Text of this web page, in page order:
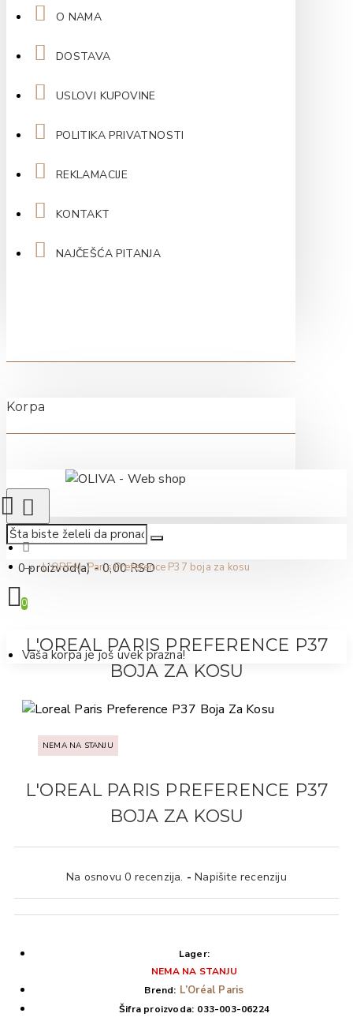
O NAMA
DOSTAVA
USLOVI KUPOVINE
POLITIKA PRIVATNOSTI
REKLAMACIJE
KONTAKT
NAJČEŠĆA PITANJA
Korpa
0 proizvod(a) - 0,00 RSD
0
Vaša korpa je još uvek prazna!
L'OREAL Paris Preference P37 boja za kosu
L'OREAL PARIS PREFERENCE P37
BOJA ZA KOSU
NEMA NA STANJU
L'OREAL PARIS PREFERENCE P37
BOJA ZA KOSU
Na osnovu 0 recenzija. - Napišite recenziju
Lager:
NEMA NA STANJU
Brend: L’Oréal Paris
Šifra proizvoda: 033-003-06224